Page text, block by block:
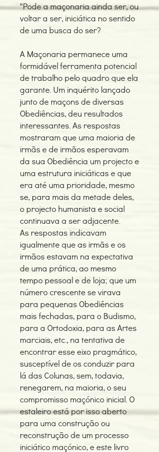
"Pode a maçonaria ainda ser, ou
voltar a ser, iniciática no sentido
de uma busca do ser?
A Maçonaria permanece uma
formidável ferramenta potencial
de trabalho pelo quadro que ela
garante. Um inquérito lançado
junto de maçons de diversas
Obediências, deu resultados
interessantes. As respostas
mostraram que uma maioria de
irmãs e de irmãos esperavam
da sua Obediência um projecto e
uma estrutura iniciáticas e que
era até uma prioridade, mesmo
se, para mais da metade deles,
o projecto humanista e social
continuava a ser adjacente.
As respostas indicavam
igualmente que as irmãs e os
irmãos estavam na expectativa
de uma prática, ao mesmo
tempo pessoal e de loja; que um
número crescente se virava
para pequenas Obediências
mais fechadas, para o Budismo,
para a Ortodoxia, para as Artes
marciais, etc., na tentativa de
encontrar esse eixo pragmático,
susceptível de os conduzir para
lá das Colunas, sem, todavia,
renegarem, na maioria, o seu
compromisso maçónico inicial. O
estaleiro está por isso aberto
para uma construção ou
reconstrução de um processo
iniciático maçónico, e este livro